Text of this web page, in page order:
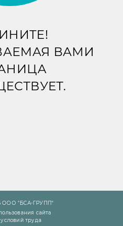
ВАМИ
ООО "БСА-ГРУПП"
сайта
труда